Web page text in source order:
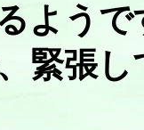
よう
緊張